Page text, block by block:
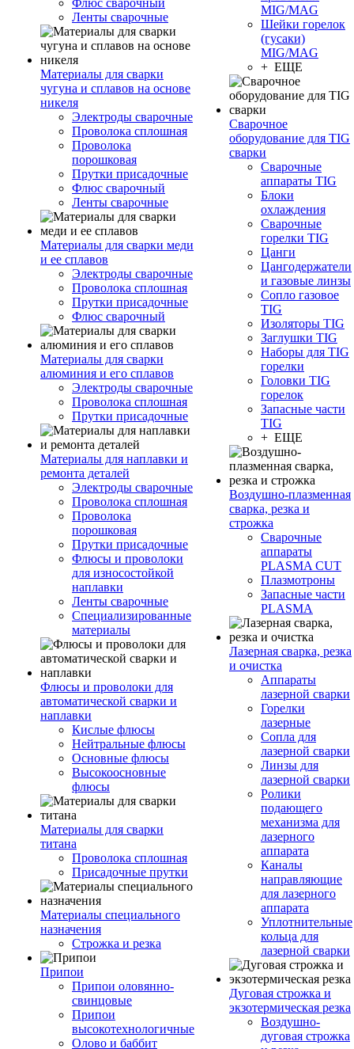
Флюс сварочный
Ленты сварочные
Материалы для сварки
чугуна и сплавов на основе
никеля
Электроды сварочные
Проволока сплошная
Проволока
порошковая
Прутки присадочные
Флюс сварочный
Ленты сварочные
Материалы для сварки меди
и ее сплавов
Электроды сварочные
Проволока сплошная
Прутки присадочные
Флюс сварочный
Материалы для сварки
алюминия и его сплавов
Электроды сварочные
Проволока сплошная
Прутки присадочные
Материалы для наплавки и
ремонта деталей
Электроды сварочные
Проволока сплошная
Проволока
порошковая
Прутки присадочные
Флюсы и проволоки
для износостойкой
наплавки
Ленты сварочные
Специализированные
материалы
Флюсы и проволоки для
автоматической сварки и
наплавки
Кислые флюсы
Нейтральные флюсы
Основные флюсы
Высокоосновные
флюсы
Материалы для сварки
титана
Проволока сплошная
Присадочные прутки
Материалы специального
назначения
Строжка и резка
Припои
Припои оловянно-
свинцовые
Припои
высокотехнологичные
Олово и баббит
MIG/MAG
Шейки горелок
(гусаки)
MIG/MAG
+ ЕЩЕ
Сварочное
оборудование для TIG
сварки
Сварочные
аппараты TIG
Блоки
охлаждения
Сварочные
горелки TIG
Цанги
Цангодержатели
и газовые линзы
Сопло газовое
TIG
Изоляторы TIG
Заглушки TIG
Наборы для TIG
горелки
Головки TIG
горелок
Запасные части
TIG
+ ЕЩЕ
Воздушно-плазменная
сварка, резка и
строжка
Сварочные
аппараты
PLASMA CUT
Плазмотроны
Запасные части
PLASMA
Лазерная сварка, резка
и очистка
Аппараты
лазерной сварки
Горелки
лазерные
Сопла для
лазерной сварки
Линзы для
лазерной сварки
Ролики
подающего
механизма для
лазерного
аппарата
Каналы
направляющие
для лазерного
аппарата
Уплотнительные
кольца для
лазерной сварки
Дуговая строжка и
экзотермическая резка
Воздушно-
дуговая строжка